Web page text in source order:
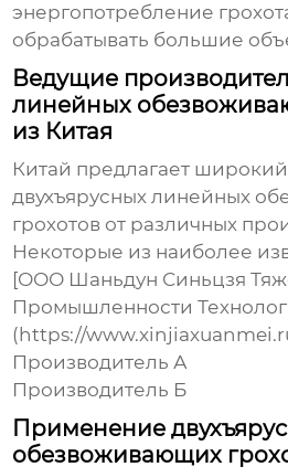
энергопотребление
обрабатывать большие
Ведущие
линейных
из Китая
Китай предлагает
двухъярусных линейных
грохотов от различных
Некоторые из наиболее
[ООО Шаньдун Синьцзя
Промышленности
(https://
Производитель А
Производитель Б
Применение
обезвоживающих